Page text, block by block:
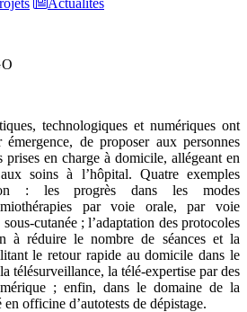
technologiques et numériques ont
de proposer aux personnes
prises en charge à domicile, allégeant en
soins à l’hôpital. Quatre exemples
: les progrès dans les modes
par voie orale, par voie
cutanée ; l’adaptation des protocoles
à réduire le nombre de séances et la
le retour rapide au domicile dans le
télésurveillance, la télé-expertise par des
; enfin, dans le domaine de la
officine d’autotests de dépistage.